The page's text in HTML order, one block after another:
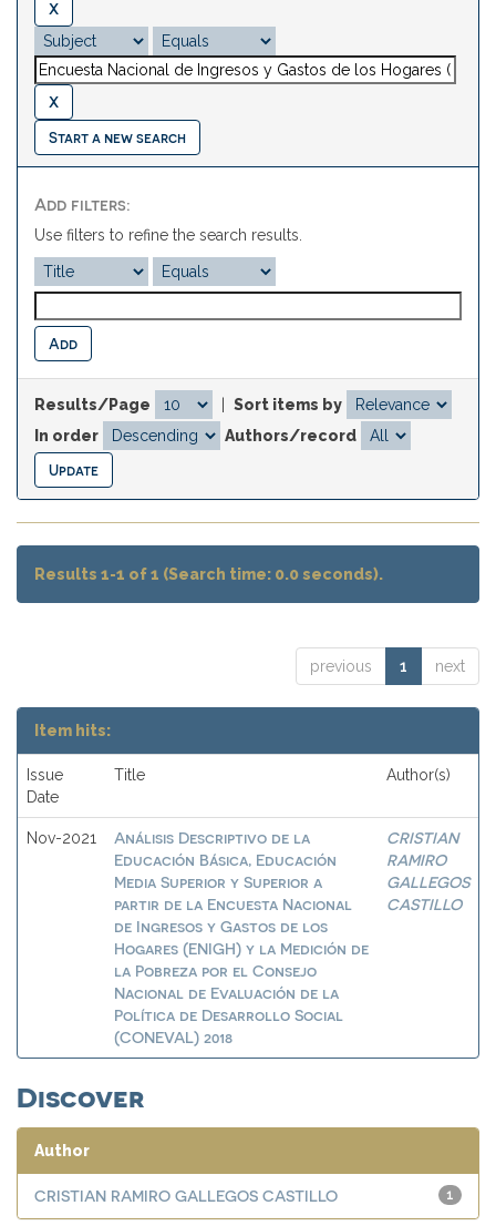
Start a new search
Add filters:
Use filters to refine the search results.
Results/Page
Sort items by
In order
Authors/record
Results 1-1 of 1 (Search time: 0.0 seconds).
previous 1 next
Item hits:
Issue
Date
Title Author(s)
Nov-2021
Análisis Descriptivo de la
Educación Básica, Educación
Media Superior y Superior a
partir de la Encuesta Nacional
de Ingresos y Gastos de los
Hogares (ENIGH) y la Medición de
la Pobreza por el Consejo
Nacional de Evaluación de la
Política de Desarrollo Social
(CONEVAL) 2018
CRISTIAN
RAMIRO
GALLEGOS
CASTILLO
Discover
Author
1
CRISTIAN RAMIRO GALLEGOS CASTILLO